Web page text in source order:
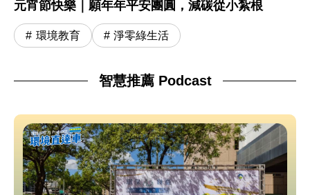
元宵節快樂｜願年年平安團圓，減碳從小紮根
環境教育 淨零綠生活
智慧推薦 Podcast